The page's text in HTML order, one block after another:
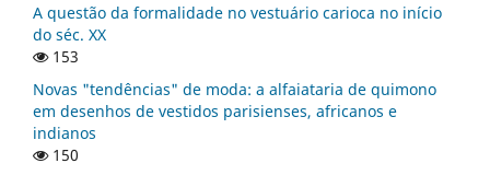
A questão da formalidade no vestuário carioca no início
do séc. XX
153
Novas "tendências" de moda: a alfaiataria de quimono
em desenhos de vestidos parisienses, africanos e
indianos
150